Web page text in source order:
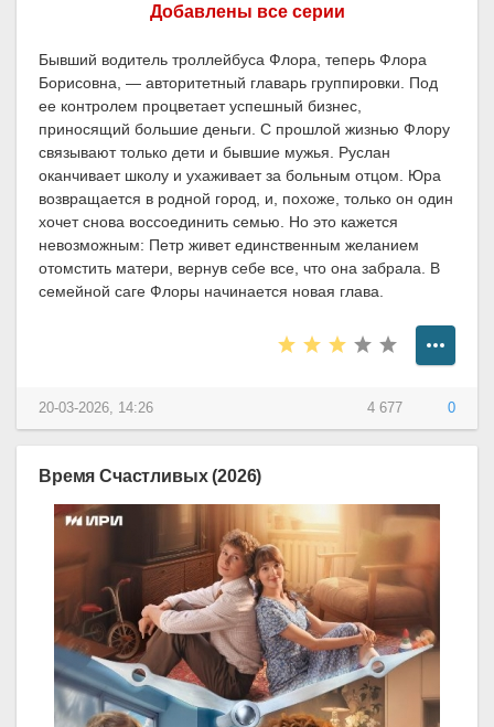
Добавлены все серии
Бывший водитель троллейбуса Флора, теперь Флора
Борисовна, — авторитетный главарь группировки. Под
ее контролем процветает успешный бизнес,
приносящий большие деньги. С прошлой жизнью Флору
связывают только дети и бывшие мужья. Руслан
оканчивает школу и ухаживает за больным отцом. Юра
возвращается в родной город, и, похоже, только он один
хочет снова воссоединить семью. Но это кажется
невозможным: Петр живет единственным желанием
отомстить матери, вернув себе все, что она забрала. В
семейной саге Флоры начинается новая глава.
4 677 0
20-03-2026, 14:26
Время Счастливых (2026)